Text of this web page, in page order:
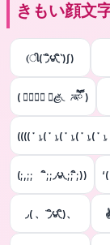
きもい顔文
(ી(΄◞ิ౪◟ิ‵)ʃ)
( ⌒⃘ཽ⃜ ◞ළ̆◟ ⌒⃘ཽ⃜ )
(((( ་ ⍸( ་ ⍸( ་ ⍸( ་ ⍸(
(;,;; ิ;;◞౪◟;; ิ;))
◞( 、΄◞ิ౪◟ิ)、